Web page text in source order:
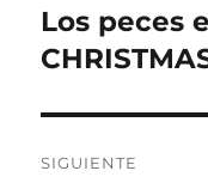
de
entradas
Entrada
anterior:
Los peces
SIGUIENTE